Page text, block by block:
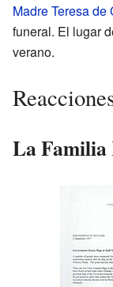
Madre Teresa de
funeral. El lugar
verano.
La Familia